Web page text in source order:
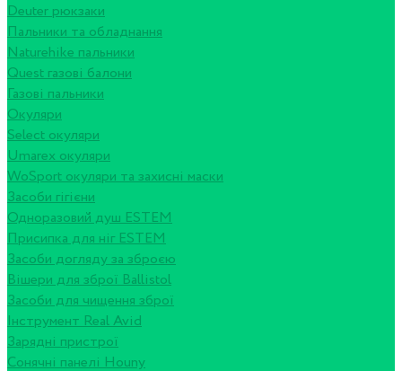
Deuter рюкзаки
Пальники та обладнання
Naturehike пальники
Quest газові балони
Газові пальники
Окуляри
Select окуляри
Umarex окуляри
WoSport окуляри та захисні маски
Засоби гігієни
Одноразовий душ ESTEM
Присипка для ніг ESTEM
Засоби догляду за зброєю
Вішери для зброї Ballistol
Засоби для чищення зброї
Інструмент Real Avid
Зарядні пристрої
Сонячні панелі Houny